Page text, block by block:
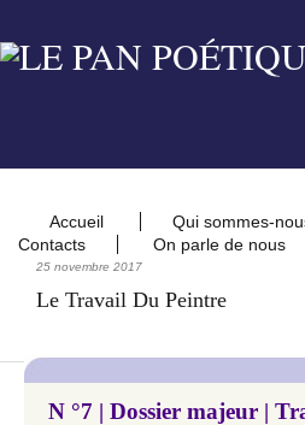
Accueil Qui sommes-
Contacts
On parle de nous
25 novembre 2017
Le Travail Du Peintre
N °7 | Dossier majeur |